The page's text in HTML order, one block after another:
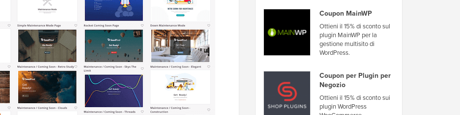
Coupon MainWP
Ottieni il 15% di sconto sul
plugin MainWP per la
gestione multisito di
WordPress.
Coupon per Plugin per
Negozio
Ottieni il 15% di sconto sui
plugin WordPress